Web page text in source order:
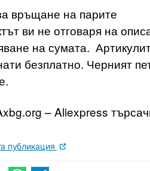
връщане на парите
ви не отговаря на
на сумата.
безплатно. Черният
– Aliexpress
публикация